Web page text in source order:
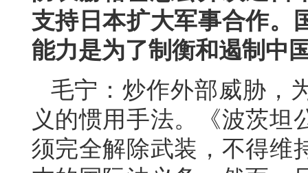
支持日本扩大军事合作。
能力是为了制衡和遏制中
毛宁：炒作外部威胁，
义的惯用手法。《波茨坦
须完全解除武装，不得维